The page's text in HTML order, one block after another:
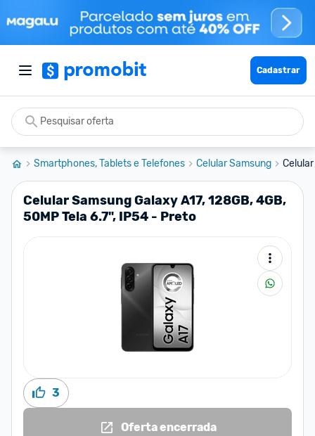
Cadastrar
Smartphones, Tablets e Telefones Celular Samsung
Celular Samsung Galaxy A17, 128GB, 4GB,
50MP Tela 6.7", IP54 - Preto
3
Oferta encerrada